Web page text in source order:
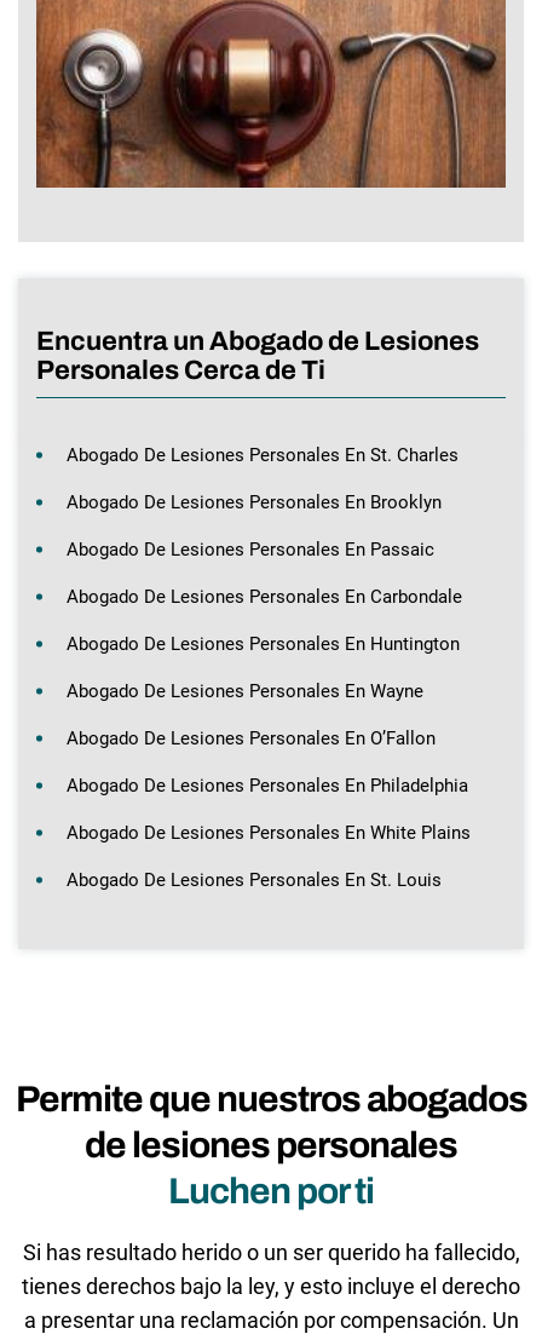
Encuentra un Abogado de Lesiones
Personales Cerca de Ti
Abogado De Lesiones Personales En St. Charles
Abogado De Lesiones Personales En Brooklyn
Abogado De Lesiones Personales En Passaic
Abogado De Lesiones Personales En Carbondale
Abogado De Lesiones Personales En Huntington
Abogado De Lesiones Personales En Wayne
Abogado De Lesiones Personales En O’Fallon
Abogado De Lesiones Personales En Philadelphia
Abogado De Lesiones Personales En White Plains
Abogado De Lesiones Personales En St. Louis
Permite que nuestros abogados
de lesiones personales
Luchen por ti
Si has resultado herido o un ser querido ha fallecido,
tienes derechos bajo la ley, y esto incluye el derecho
a presentar una reclamación por compensación. Un